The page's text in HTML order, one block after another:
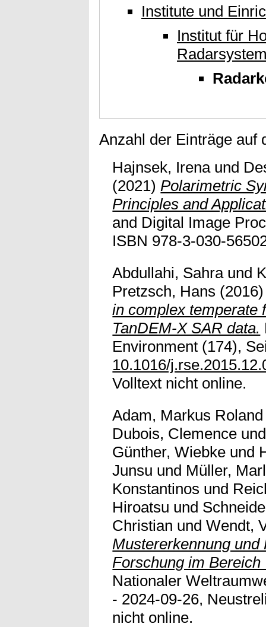
Institute und
Institut für
Anzahl der Einträge auf
Hajnsek, Irenaund
(2021)Polarimetric
Principles and
and Digital Image
ISBN 978-3-030-
Abdullahi, Sahraund
Pretzsch, Hans
in complex temperate
TanDEM-X SAR data.
Environment (174),
10.1016/
Volltext nicht online.
Adam, Markus Roland
Dubois, Clemence
Günther, Wiebke und
Junsu und Müller,
Konstantinos und
Hiroatsu und
Christian undWendt,
Mustererkennung
Forschung im
Nationaler
- 2024-09-26,
nicht online.